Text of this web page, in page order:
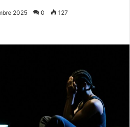
2025 0 127